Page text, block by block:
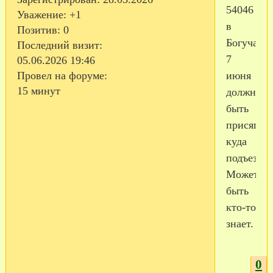
Уважение: +1
Позитив: 0
Последний визит:
05.06.2026 19:46
Провел на форуме:
15 минут
54046
в
Богучар.
7
июня
должна
быть
присяга,
куда
Может
быть
кто-то
знает.
0